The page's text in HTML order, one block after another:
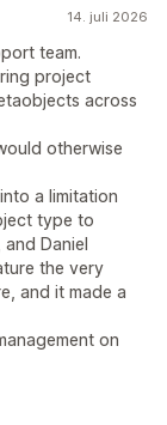
14. juli 2026
team.
project
across
otherwise
a limitation
type to
Daniel
the very
and it made a
on